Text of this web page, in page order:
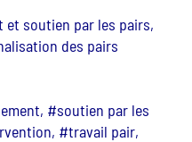
et soutien par les pairs,
des pairs
#soutien par les
#travail pair,